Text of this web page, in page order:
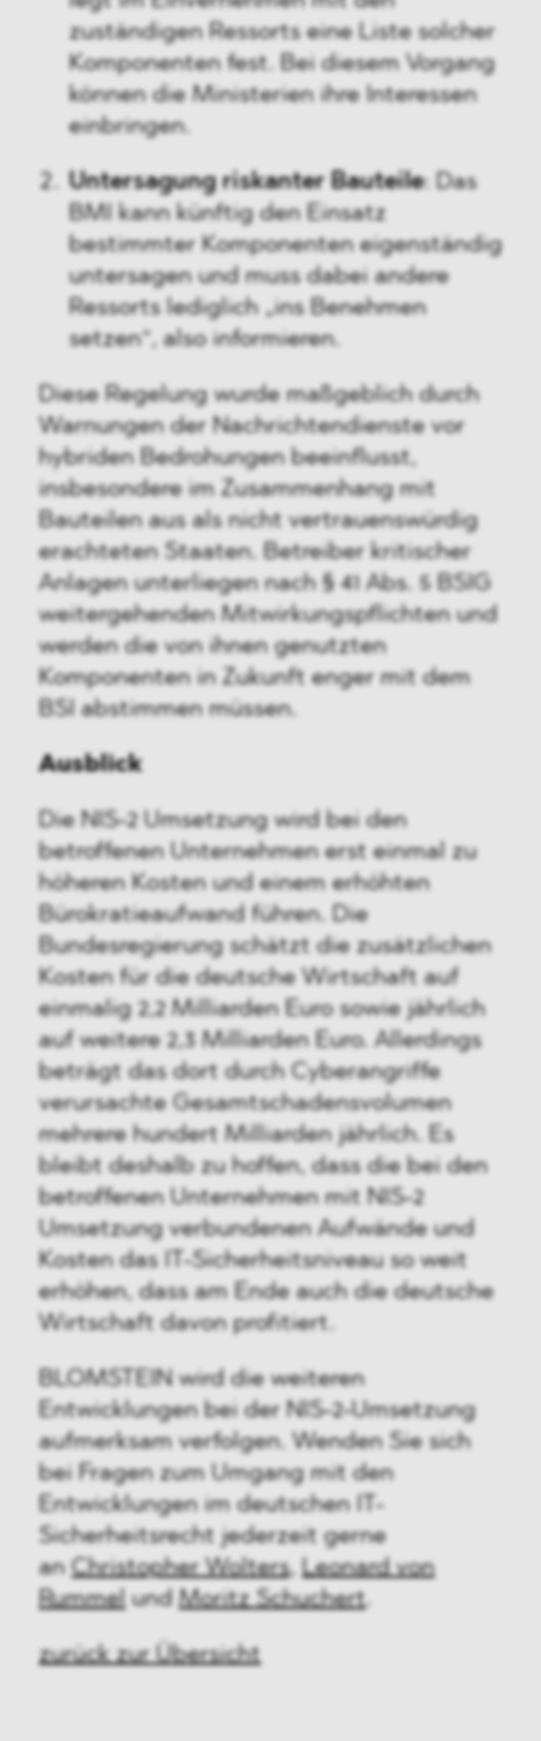
zuständigen Ressorts eine Liste solcher
Komponenten fest. Bei diesem Vorgang
können die Ministerien ihre Interessen
einbringen.
Untersagung riskanter Bauteile: Das
BMI kann künftig den Einsatz
bestimmter Komponenten eigenständig
untersagen und muss dabei andere
Ressorts lediglich „ins Benehmen
setzen“, also informieren.
Diese Regelung wurde maßgeblich durch
Warnungen der Nachrichtendienste vor
hybriden Bedrohungen beeinflusst,
insbesondere im Zusammenhang mit
Bauteilen aus als nicht vertrauenswürdig
erachteten Staaten. Betreiber kritischer
Anlagen unterliegen nach § 41 Abs. 5 BSIG
weitergehenden Mitwirkungspflichten und
werden die von ihnen genutzten
Komponenten in Zukunft enger mit dem
BSI abstimmen müssen.
Ausblick
Die NIS-2 Umsetzung wird bei den
betroffenen Unternehmen erst einmal zu
höheren Kosten und einem erhöhten
Bürokratieaufwand führen. Die
Bundesregierung schätzt die zusätzlichen
Kosten für die deutsche Wirtschaft auf
einmalig 2,2 Milliarden Euro sowie jährlich
auf weitere 2,3 Milliarden Euro. Allerdings
beträgt das dort durch Cyberangriffe
verursachte Gesamtschadensvolumen
mehrere hundert Milliarden jährlich. Es
bleibt deshalb zu hoffen, dass die bei den
betroffenen Unternehmen mit NIS-2
Umsetzung verbundenen Aufwände und
Kosten das IT-Sicherheitsniveau so weit
erhöhen, dass am Ende auch die deutsche
Wirtschaft davon profitiert.
BLOMSTEIN wird die weiteren
Entwicklungen bei der NIS-2-Umsetzung
aufmerksam verfolgen. Wenden Sie sich
bei Fragen zum Umgang mit den
Entwicklungen im deutschen IT-
Sicherheitsrecht jederzeit gerne
an Christopher Wolters, Leonard von
Rummel und Moritz Schuchert.
zurück zur Übersicht